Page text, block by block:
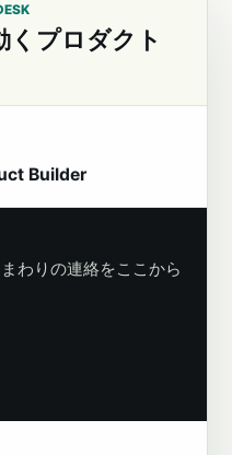
くプロダクト
Builder
わりの連絡をここから